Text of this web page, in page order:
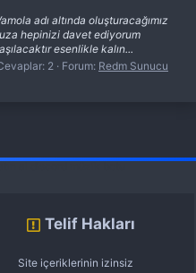
adı altında oluşturacağımız
hepinizi davet ediyorum
esenlikle kalın...
2 Forum: Redm Sunucu
Telif Hakları
Site içeriklerinin izinsiz